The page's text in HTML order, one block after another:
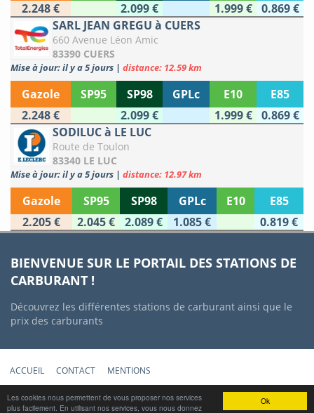
Ok
Les cookies nous permettent de vous proposer nos services
plus facilement. En utilisant nos services, vous nous donnez
2.248 €
2.099 € 1.999 €
0.869 €
SARL JEAN GREGU à CUERS
660 Avenue Léon Amic
83390 CUERS
Mise à jour: il y a 5 jours | distance: 12.59 km
Gazole SP95 SP98 GPLc E10
E85
2.248 €
2.099 € 1.999 €
0.869 €
SODILUC à LE LUC
Route de Toulon
83340 LE LUC
Mise à jour: il y a 5 jours | distance: 12.97 km
Gazole SP95 SP98 GPLc E10
E85
2.205 €
2.045 € 2.089 € 1.085 € 0.819 €
BIENVENUE SUR LE PORTAIL DES STATIONS DE
CARBURANT !
Découvrez les différentes stations de carburant ainsi que le
prix des carburants
ACCUEIL CONTACT
MENTIONS
Copyright © 2012-2022 Stations-Carburant.com / v5.0.0 (29/06/2022)
Prix des carburants mis à jour quotidiennement à partir des données